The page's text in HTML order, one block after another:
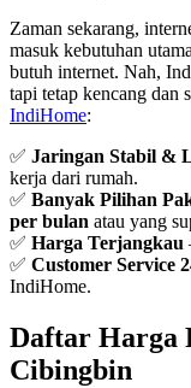
Zaman sekarang,
masuk kebutuhan
butuh internet. Nah,
tapi tetap kencang dan
IndiHome:
✅ Jaringan Stabil &
kerja dari rumah.
✅ Banyak Pilihan
per bulan atau yang
✅ Harga Terjangkau
✅ Customer Service
IndiHome.
Daftar Harga
Cibingbin